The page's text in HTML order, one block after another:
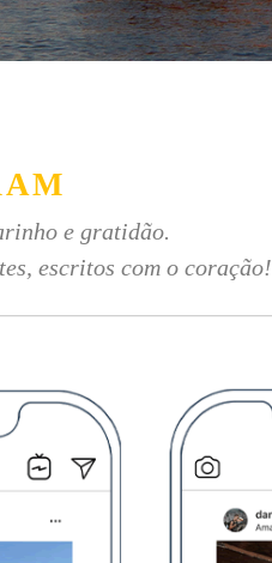
e gratidão.
escritos com o coração!